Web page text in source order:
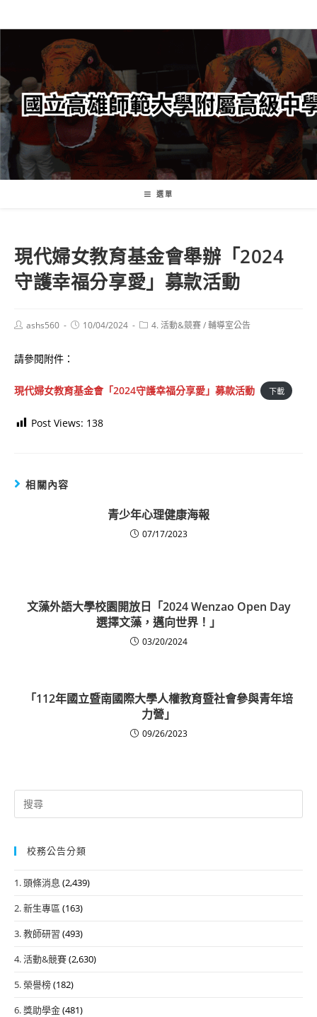
轉
要
內
容
選單
現代婦女教育基金會舉辦「2024
守護幸福分享愛」募款活動
Postashs560
Post10/04/2024
Post4. 活動&競賽/輔導室公告
請參閱附件：
現代婦女教育基金會「2024守護幸福分享愛」募款活動 下載
Post Views: 138
相關內容
青少年心理健康海報
07/17/2023
文藻外語大學校園開放日「2024 Wenzao Open Day
選擇文藻，邁向世界！」
03/20/2024
「112年國立暨南國際大學人權教育暨社會參與青年培
力營」
09/26/2023
Search
for:
校務公告分類
1. 頭條消息 (2,439)
2. 新生專區 (163)
3. 教師研習 (493)
4. 活動&競賽(2,630)
5. 榮譽榜(182)
6. 獎助學金(481)